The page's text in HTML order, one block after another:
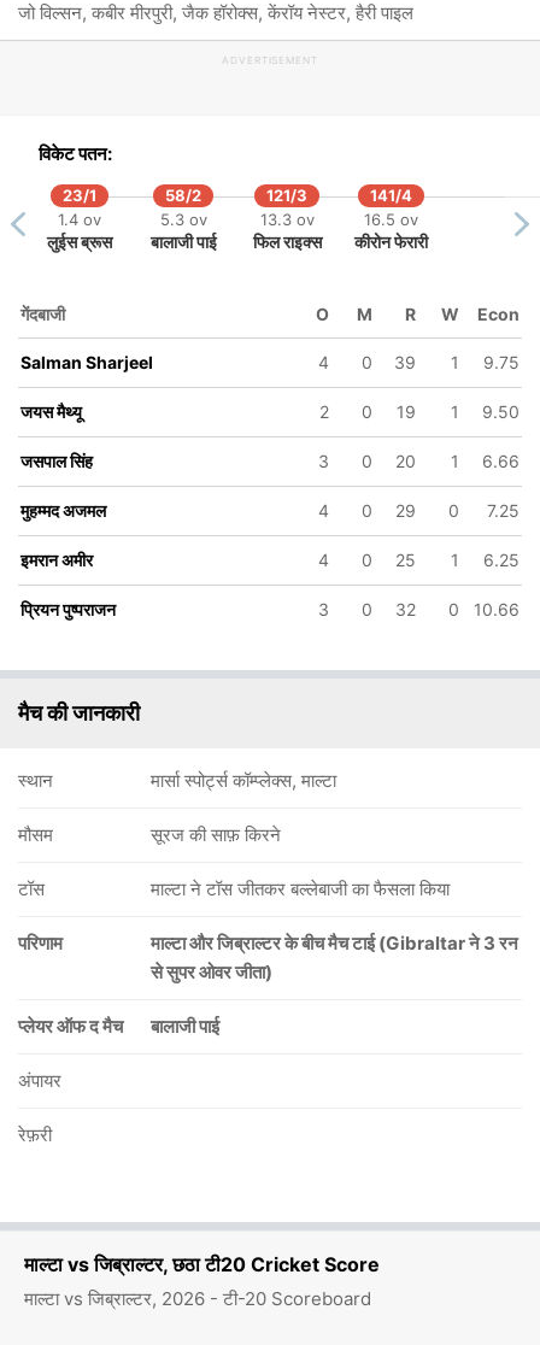
माल्टा vs जिब्राल्टर, छठा टी20 Cricket Score
माल्टा vs जिब्राल्टर, 2026 - टी-20 Scoreboard
156/6
18.3 ov
दर्शित पटनाकर
158/7
जसपाल सिंह
160/8
19.3 ov
इमरान अमीर
160/9
19.4 ov
Salman
Sharjeel
जो विल्सन, कबीर मीरपुरी, जैक हॉरोक्स, केंरॉय नेस्टर, हैरी पाइल
ADVERTISEMENT
विकेट पतन:
23/1
1.4 ov
लुईस ब्रूस
58/2
5.3 ov
बालाजी पाई
121/3
13.3 ov
फिल राइक्स
141/4
16.5 ov
कीरोन फेरारी
गेंदबाजी O M R W Econ
Salman Sharjeel 4 0 39 1 9.75
जयस मैथ्यू 2 0 19 1 9.50
जसपाल सिंह 3 0 20 1 6.66
मुहम्मद अजमल 4 0 29 0 7.25
इमरान अमीर 4 0 25 1 6.25
प्रियन पुष्पराजन 3 0 32 0 10.66
मैच की जानकारी
स्थान मार्सा स्पोर्ट्स कॉम्प्लेक्स, माल्टा
मौसम सूरज की साफ़ किरने
टॉस माल्टा ने टॉस जीतकर बल्लेबाजी का फैसला किया
परिणाम
माल्टा और जिब्राल्टर के बीच मैच टाई (Gibraltar ने 3 रन
से सुपर ओवर जीता)
प्लेयर ऑफ द मैच बालाजी पाई
अंपायर
रेफ़री